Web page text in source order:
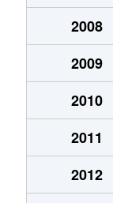
加茂野町
加茂野町
加茂野町
下米田町
下米田町
2008
2009
2010
2011
2012